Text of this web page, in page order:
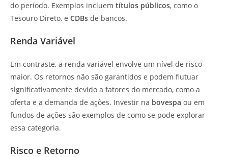
do período. Exemplos incluem títulos públicos, como o
Tesouro Direto, e CDBs de bancos.
Renda Variável
Em contraste, a renda variável envolve um nível de risco
maior. Os retornos não são garantidos e podem flutuar
significativamente devido a fatores do mercado, como a
oferta e a demanda de ações. Investir na bovespa ou em
fundos de ações são exemplos de como se pode explorar
essa categoria.
Risco e Retorno